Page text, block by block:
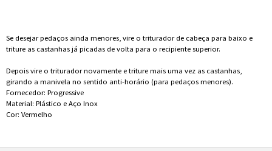
Se desejar pedaços ainda menores, vire o triturador de cabeça para baixo e
triture as castanhas já picadas de volta para o recipiente superior.
Depois vire o triturador novamente e triture mais uma vez as castanhas,
girando a manivela no sentido anti-horário (para pedaços menores).
Fornecedor: Progressive
Material: Plástico e Aço Inox
Cor: Vermelho